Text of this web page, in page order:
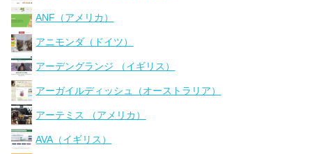
ANF（アメリカ）
アニモンダ（ドイツ）
アーデングランジ （イギリス）
アーガイルディッシュ（オーストラリア）
アーテミス （アメリカ）
AVA（イギリス）